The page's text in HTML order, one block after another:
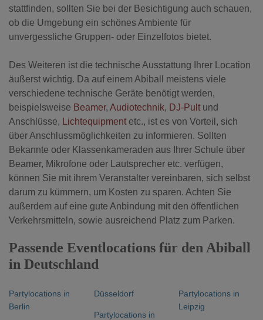
stattfinden, sollten Sie bei der Besichtigung auch schauen,
ob die Umgebung ein schönes Ambiente für
unvergessliche Gruppen- oder Einzelfotos bietet.
Des Weiteren ist die technische Ausstattung Ihrer Location
äußerst wichtig. Da auf einem Abiball meistens viele
verschiedene technische Geräte benötigt werden,
beispielsweise Beamer, Audiotechnik, DJ-Pult und
Anschlüsse,
Lichtequipment etc., ist es von Vorteil, sich
über Anschlussmöglichkeiten zu informieren. Sollten
Bekannte oder Klassenkameraden aus Ihrer Schule über
Beamer, Mikrofone oder Lautsprecher etc. verfügen,
können Sie mit ihrem Veranstalter vereinbaren, sich selbst
darum zu kümmern, um Kosten zu sparen. Achten Sie
außerdem auf eine gute Anbindung mit den öffentlichen
Verkehrsmitteln, sowie ausreichend Platz zum Parken.
Passende Eventlocations für den Abiball
in Deutschland
Partylocations in
Berlin
Düsseldorf
Partylocations in
Partylocations in
Leipzig